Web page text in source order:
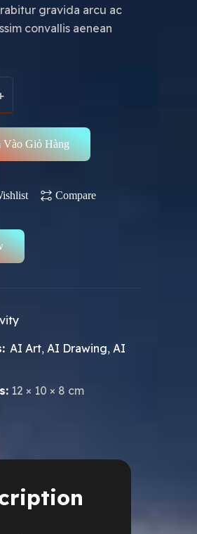
gravida arcu ac
convallis aenean
Vào Giỏ Hàng
Compare
AI Art, AI Drawing, AI
12 × 10 × 8 cm